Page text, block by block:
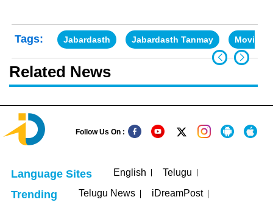
Tags: Jabardasth Jabardasth Tanmay Movie
Related News
Follow Us On :
Language Sites English Telugu
Trending Telugu News
iDreamPost